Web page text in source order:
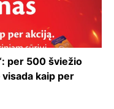
per 500 šviežio
kaip per